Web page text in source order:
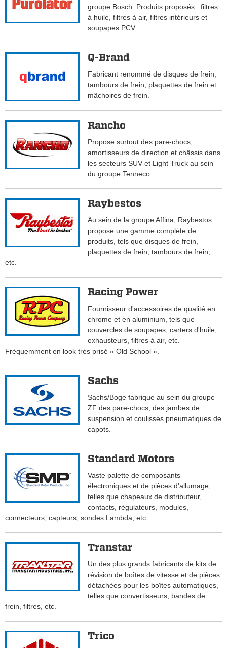
groupe Bosch. Produits proposés : filtres
à huile, filtres à air, filtres intérieurs et
soupapes PCV..
Q-Brand
Fabricant renommé de disques de frein,
tambours de frein, plaquettes de frein et
mâchoires de frein.
Rancho
Propose surtout des pare-chocs,
amortisseurs de direction et châssis dans
les secteurs SUV et Light Truck au sein
du groupe Tenneco.
Raybestos
Au sein de la groupe Affina, Raybestos
propose une gamme complète de
produits, tels que disques de frein,
plaquettes de frein, tambours de frein,
etc.
Racing Power
Fournisseur d'accessoires de qualité en
chrome et en aluminium, tels que
couvercles de soupapes, carters d'huile,
exhausteurs, filtres à air, etc.
Fréquemment en look très prisé « Old School ».
Sachs
Sachs/Boge fabrique au sein du groupe
ZF des pare-chocs, des jambes de
suspension et coulisses pneumatiques de
capots.
Standard Motors
Vaste palette de composants
électroniques et de pièces d'allumage,
telles que chapeaux de distributeur,
contacts, régulateurs, modules,
connecteurs, capteurs, sondes Lambda, etc.
Transtar
Un des plus grands fabricants de kits de
révision de boîtes de vitesse et de pièces
détachées pour les boîtes automatiques,
telles que convertisseurs, bandes de
frein, filtres, etc.
Trico